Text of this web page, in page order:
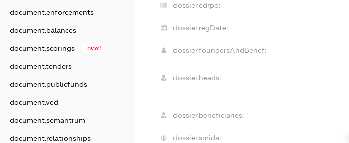
document.enforcements
document.balances
document.scorings new!
document.tenders
document.publicfunds
document.ved
document.semantrum
document.relationships
dossier.edrpo:
dossier.regDate:
dossier.foundersAndBenef:
dossier.heads:
dossier.beneficiaries:
dossier.smida: